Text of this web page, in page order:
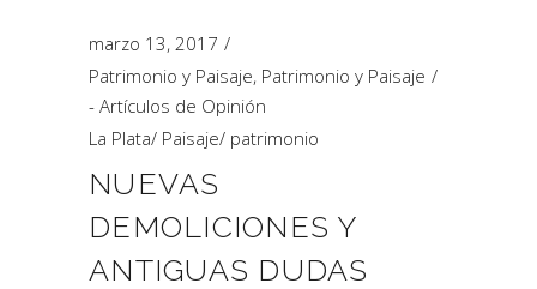
marzo 13, 2017
Patrimonio y Paisaje, Patrimonio y Paisaje
- Artículos de Opinión
La Plata/ Paisaje/ patrimonio
NUEVAS
DEMOLICIONES Y
ANTIGUAS DUDAS